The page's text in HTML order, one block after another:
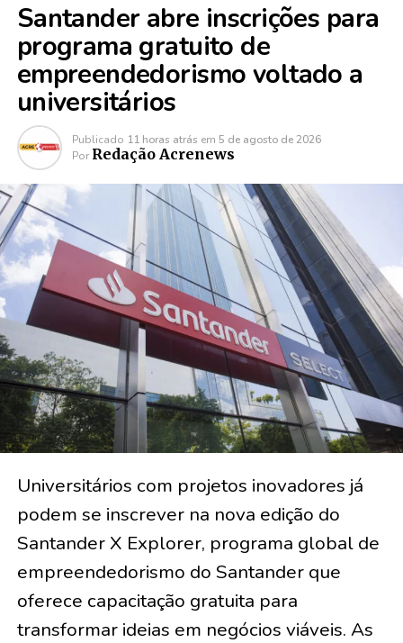
Santander abre inscrições para
programa gratuito de
empreendedorismo voltado a
universitários
Publicado 11 horas atrás em 5 de agosto de 2026
Por Redação Acrenews
Universitários com projetos inovadores já
podem se inscrever na nova edição do
Santander X Explorer, programa global de
empreendedorismo do Santander que
oferece capacitação gratuita para
transformar ideias em negócios viáveis. As